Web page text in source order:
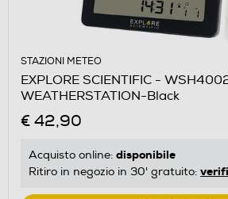
STAZIONI METEO
EXPLORE SCIENTIFIC -
WEATHERSTATION-Black
€ 42,90
Acquisto online: disponibile
Ritiro in negozio in 30' gratuito: